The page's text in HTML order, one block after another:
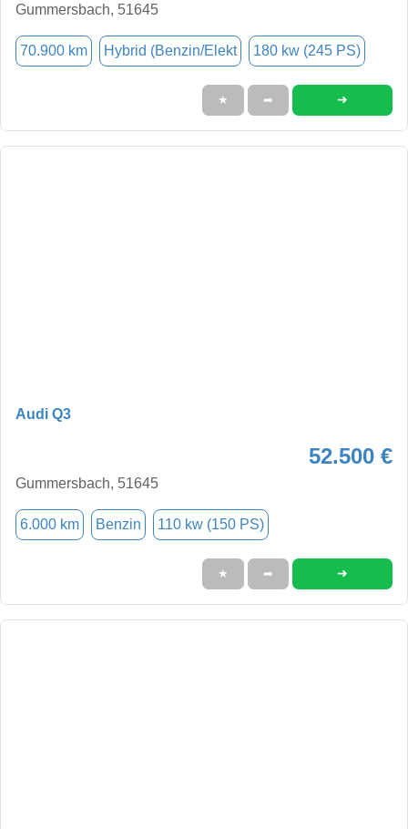
Gummersbach, 51645
70.900 km Hybrid (Benzin/Elekt 180 kw (245 PS)
★ ➦ ➜
Audi Q3
52.500 €
Gummersbach, 51645
6.000 km Benzin 110 kw (150 PS)
★ ➦ ➜